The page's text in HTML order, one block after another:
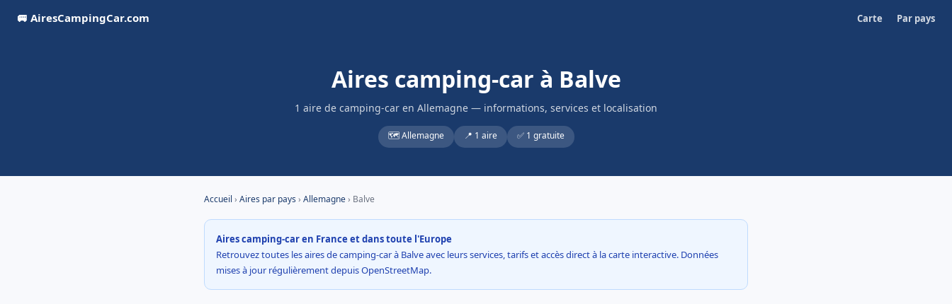
🚐 AiresCampingCar.com Carte Par pays
Aires camping-car à Balve
1 aire de camping-car en Allemagne — informations, services et localisation
🗺️ Allemagne 📍 1 aire ✅ 1 gratuite
Accueil › Aires par pays› Allemagne› Balve
Aires camping-car en France et dans toute l'Europe
Retrouvez toutes les aires de camping-car à Balve avec leurs services, tarifs et accès direct à la carte interactive. Données
mises à jour régulièrement depuis OpenStreetMap.